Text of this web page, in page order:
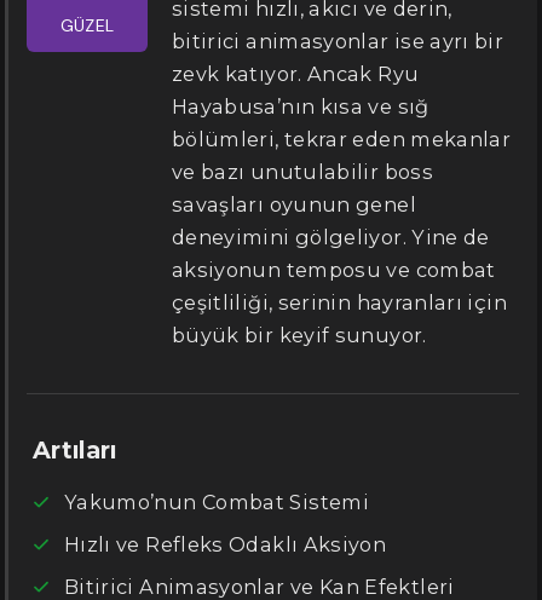
GÜZEL
sistemi hızlı, akıcı ve derin,
bitirici animasyonlar ise ayrı bir
zevk katıyor. Ancak Ryu
Hayabusa’nın kısa ve sığ
bölümleri, tekrar eden mekanlar
ve bazı unutulabilir boss
savaşları oyunun genel
deneyimini gölgeliyor. Yine de
aksiyonun temposu ve combat
çeşitliliği, serinin hayranları için
büyük bir keyif sunuyor.
Artıları
Yakumo’nun Combat Sistemi
Hızlı ve Refleks Odaklı Aksiyon
Bitirici Animasyonlar ve Kan Efektleri